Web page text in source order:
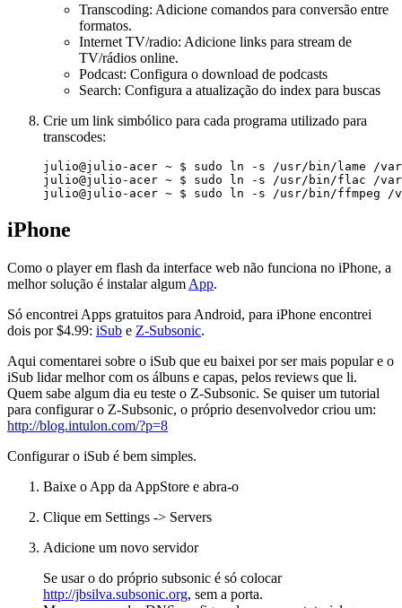
Transcoding: Adicione comandos para conversão entre
formatos.
Internet TV/radio: Adicione links para stream de
TV/rádios online.
Podcast: Configura o download de podcasts
Search: Configura a atualização do index para buscas
Crie um link simbólico para cada programa utilizado para
transcodes:
iPhone
Como o player em flash da interface web não funciona no iPhone, a
melhor solução é instalar algum App.
Só encontrei Apps gratuitos para Android, para iPhone encontrei
dois por $4.99: iSub e Z-Subsonic.
Aqui comentarei sobre o iSub que eu baixei por ser mais popular e o
iSub lidar melhor com os álbuns e capas, pelos reviews que li.
Quem sabe algum dia eu teste o Z-Subsonic. Se quiser um tutorial
para configurar o Z-Subsonic, o próprio desenvolvedor criou um:
http://blog.intulon.com/?p=8
Configurar o iSub é bem simples.
Baixe o App da AppStore e abra-o
Clique em Settings -> Servers
Adicione um novo servidor
Se usar o do próprio subsonic é só colocar
http://jbsilva.subsonic.org, sem a porta.